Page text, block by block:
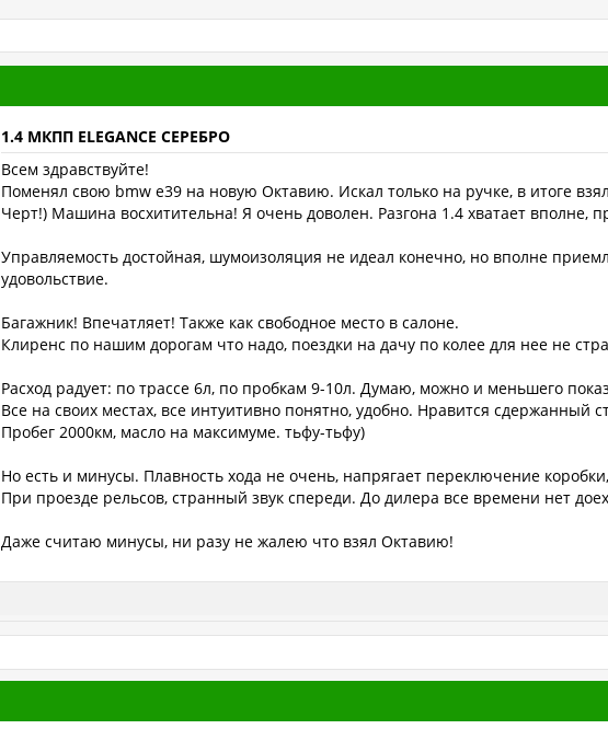
1.4 МКПП ELEGANCE СЕРЕБРО
Всем здравствуйте!
Поменял свою bmw e39 на новую Октавию. Искал только на ручке, в итоге
Черт!) Машина восхитительна! Я очень доволен. Разгона 1.4 хватает вполне,
Управляемость достойная, шумоизоляция не идеал конечно, но вполне
удовольствие.
Багажник! Впечатляет! Также как свободное место в салоне.
Клиренс по нашим дорогам что надо, поездки на дачу по колее для нее не
Расход радует: по трассе 6л, по пробкам 9-10л. Думаю, можно и меньшего
Все на своих местах, все интуитивно понятно, удобно. Нравится сдержанный
Пробег 2000км, масло на максимуме. тьфу-тьфу)
Но есть и минусы. Плавность хода не очень, напрягает переключение
При проезде рельсов, странный звук спереди. До дилера все времени нет
Даже считаю минусы, ни разу не жалею что взял Октавию!